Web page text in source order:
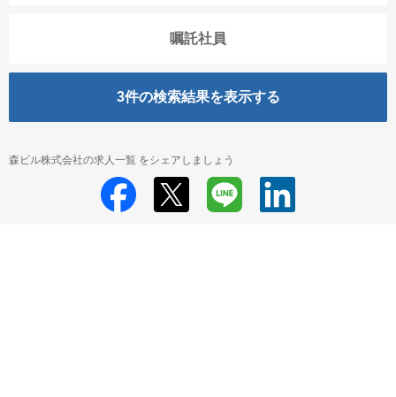
嘱託社員
3件の検索結果を表示する
森ビル株式会社の求人一覧 をシェアしましょう